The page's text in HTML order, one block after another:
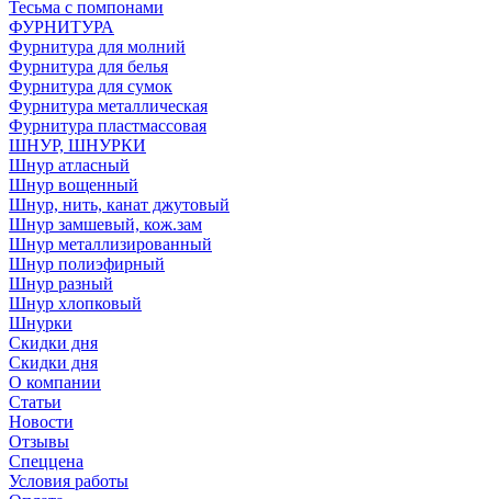
Тесьма с помпонами
ФУРНИТУРА
Фурнитура для молний
Фурнитура для белья
Фурнитура для сумок
Фурнитура металлическая
Фурнитура пластмассовая
ШНУР, ШНУРКИ
Шнур атласный
Шнур вощенный
Шнур, нить, канат джутовый
Шнур замшевый, кож.зам
Шнур металлизированный
Шнур полиэфирный
Шнур разный
Шнур хлопковый
Шнурки
Скидки дня
Скидки дня
О компании
Статьи
Новости
Отзывы
Спеццена
Условия работы